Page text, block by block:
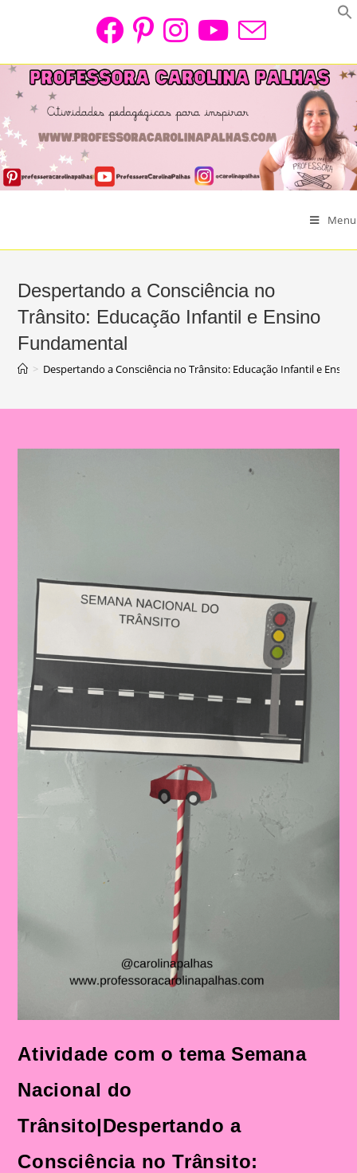
Menu
Despertando a Consciência no
Trânsito: Educação Infantil e Ensino
Fundamental
> Despertando a Consciência no Trânsito: Educação Infantil e
Atividade com o tema Semana
Nacional do
Trânsito|Despertando a
Consciência no Trânsito: